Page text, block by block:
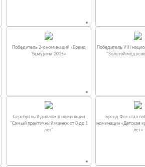
Победитель 3-х номинаций «Бренд
Удмуртии-2015»
Победитель VIII
"Золотой
Серебряный диплом в номинации
"Самый практичный манеж от 0 до 1
лет"
Бренд Фея стал
номинации «Детская
лет»